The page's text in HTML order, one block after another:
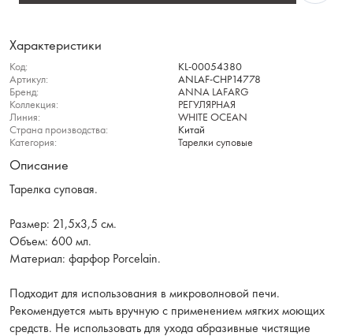
Характеристики
Код:
KL-00054380
Артикул:
ANLAF-CHP14778
Бренд:
ANNA LAFARG
Коллекция:
РЕГУЛЯРНАЯ
Линия:
WHITE OCEAN
Страна производства:
Китай
Категория:
Тарелки суповые
Описание
Тарелка суповая.
Размер: 21,5х3,5 см.
Объем: 600 мл.
Материал: фарфор Porcelain.
Подходит для использования в микроволновой печи.
Рекомендуется мыть вручную с применением мягких моющих
средств. Не использовать для ухода абразивные чистящие